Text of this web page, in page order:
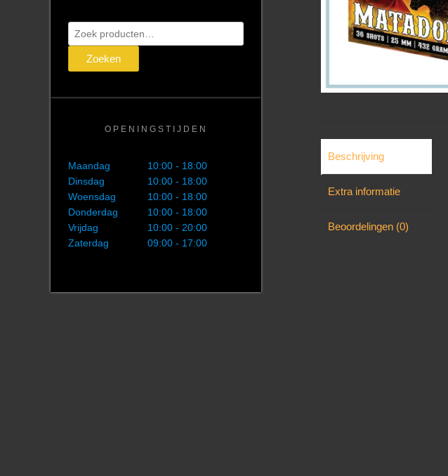
Beschrijving
Extra informatie
Beoordelingen (0)
Zoeken
naar:
Zoeken
OPENINGSTIJDEN
Maandag
10:00 - 18:00
Dinsdag
10:00 - 18:00
Woensdag
10:00 - 18:00
Donderdag
10:00 - 18:00
Vrijdag
10:00 - 20:00
Zaterdag
09:00 - 17:00